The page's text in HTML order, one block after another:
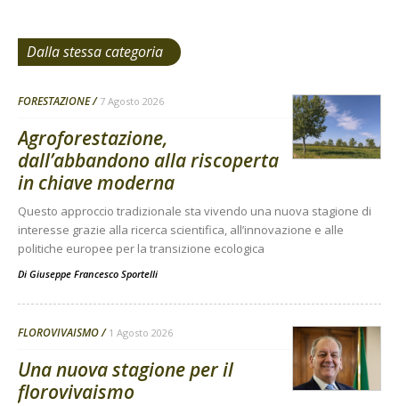
Dalla stessa categoria
FORESTAZIONE 7 Agosto 2026
Agroforestazione,
dall’abbandono alla riscoperta
in chiave moderna
Questo approccio tradizionale sta vivendo una nuova stagione di
interesse grazie alla ricerca scientifica, all’innovazione e alle
politiche europee per la transizione ecologica
Di Giuseppe Francesco Sportelli
FLOROVIVAISMO 1 Agosto 2026
Una nuova stagione per il
florovivaismo